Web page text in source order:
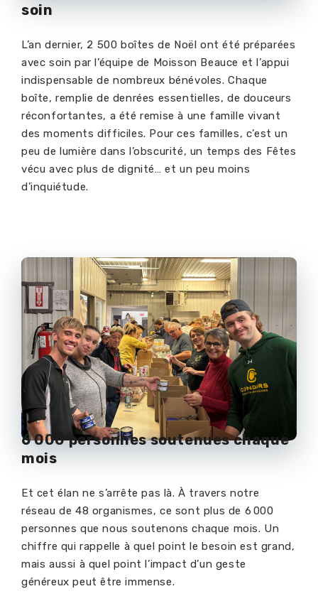
soin
L’an dernier, 2 500 boîtes de Noël ontété préparées
avec soin par l’équipe de Moisson Beauce et l’appui
indispensable de nombreux bénévoles. Chaque
boîte, remplie de denrées essentielles, de douceurs
réconfortantes, a été remise à une famille vivant
des moments difficiles. Pour ces familles, c’est un
peu de lumière dans l’obscurité, un temps des Fêtes
vécu avec plus de dignité… et un peu moins
d’inquiétude.
6 000 personnes soutenues chaque
mois
Et cet élan ne s’arrête pas là. À travers notre
réseau de 48 organismes, ce sont plus de 6 000
personnes que nous soutenons chaque mois. Un
chiffre qui rappelle à quel point le besoin est grand ,
mais aussi à quel point l ’impact d’un geste
généreux peutêtre immense.